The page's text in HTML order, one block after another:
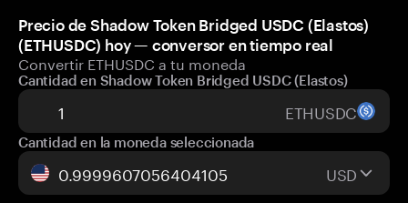
Precio de Shadow Token Bridged USDC (Elastos)
(ETHUSDC) hoy — conversor en tiempo real
Convertir ETHUSDC a tu moneda
Cantidad en Shadow Token Bridged USDC (Elastos)
ETHUSDC
Cantidad en la moneda seleccionada
USD